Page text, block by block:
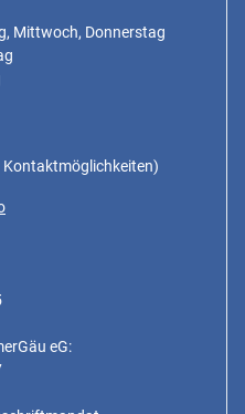
Mittwoch, Donnerstag
Kontaktmöglichkeiten)
eG: